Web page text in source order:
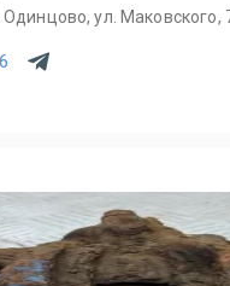
ул. Маковского,